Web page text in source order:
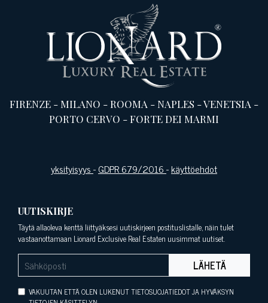
FIRENZE -MILANO -ROOMA -NAPLES -VENETSIA -
PORTO CERVO -FORTE DEI MARMI
yksityisyys-GDPR 679/2016-käyttöehdot
UUTISKIRJE
Täytä allaoleva kenttä liittyäksesi uutiskirjeen postituslistalle, näin tulet
vastaanottamaan Lionard Exclusive Real Estaten uusimmat uutiset.
LÄHETÄ
VAKUUTAN ETTÄ OLEN LUKENUT TIETOSUOJATIEDOT JA HYVÄKSYN